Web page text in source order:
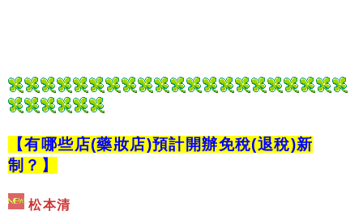
【有哪些店(藥妝店)預計開辦免稅(退稅)新
制？】
松本清